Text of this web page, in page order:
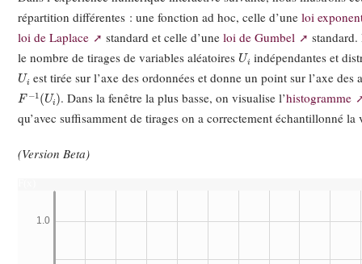
répartition différentes : une fonction ad hoc, celle d’uneloi
loi de Laplace
standard et celle d’uneloi de Gumbel
le nombre de tirages de variables aléatoires Ui indépendantes et
Ui est tirée sur l’axe des ordonnées et donne un point sur l’axe des
F− 1 (Ui). Dans la fenêtre la plus basse, on visualise l’histogramme
qu’avec suffisamment de tirages on a correctement échantillonné
(Version Beta)